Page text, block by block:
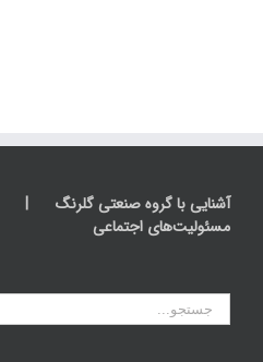
آشنایی با گروه صنعتی گلرنگ
مسئولیت‌های اجتماعی
جستجو
برای: